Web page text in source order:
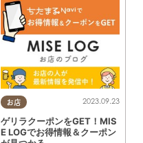
お店 2023.09.23
ゲリラクーポンをGET！MIS
E LOGでお得情報＆クーポン